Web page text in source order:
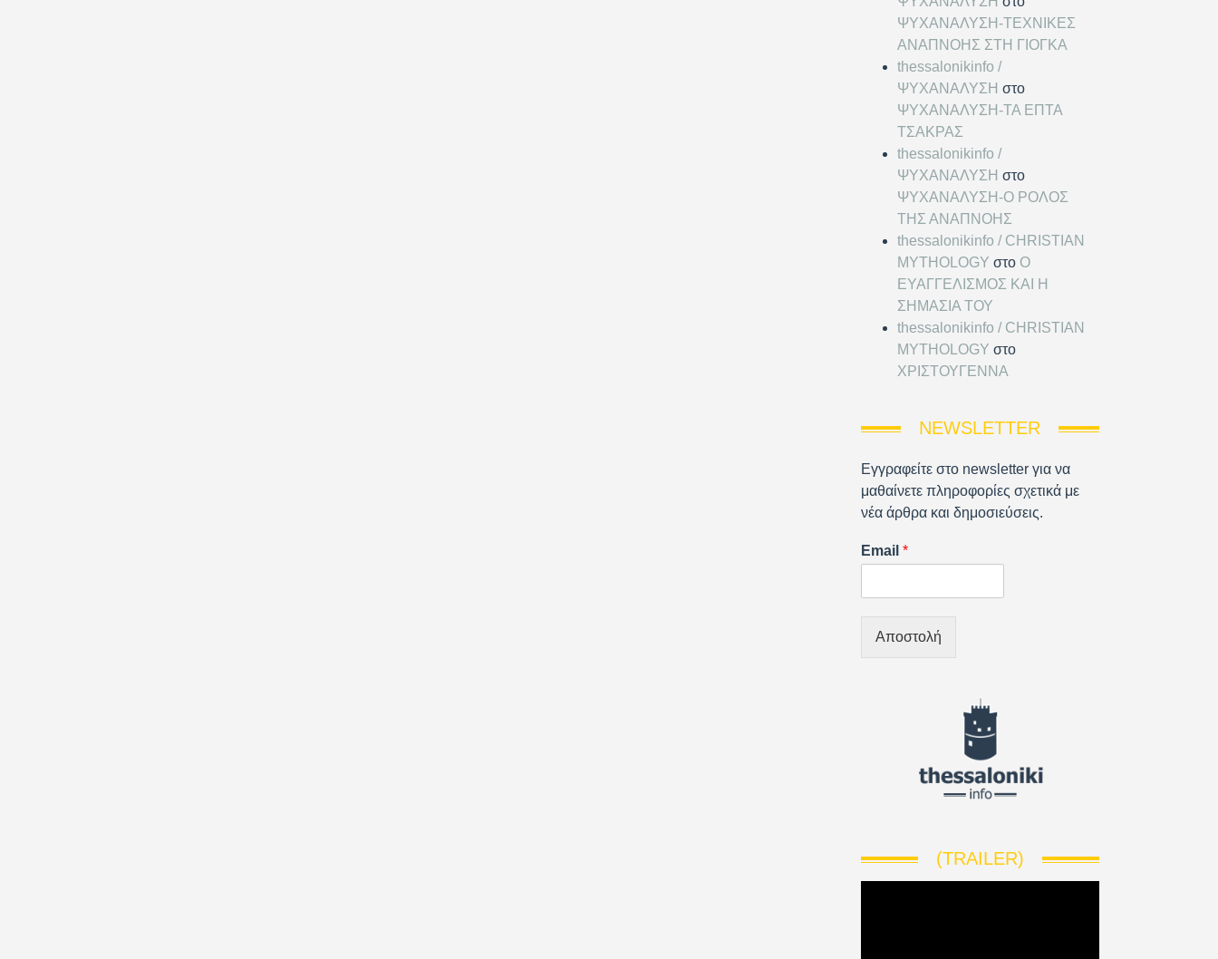
ΨΥΧΑΝΑΛΥΣΗ-ΤΕΧΝΙΚΕΣ
ΑΝΑΠΝΟΗΣ ΣΤΗ ΓΙΟΓΚΑ
thessalonikinfo /
ΨΥΧΑΝΑΛΥΣΗ στο
ΨΥΧΑΝΑΛΥΣΗ-ΤΑ ΕΠΤΑ
ΤΣΑΚΡΑΣ
thessalonikinfo /
ΨΥΧΑΝΑΛΥΣΗ στο
ΨΥΧΑΝΑΛΥΣΗ-Ο ΡΟΛΟΣ
ΤΗΣ ΑΝΑΠΝΟΗΣ
thessalonikinfo / CHRISTIAN
MYTHOLOGY στο Ο
ΕΥΑΓΓΕΛΙΣΜΟΣ ΚΑΙ Η
ΣΗΜΑΣΙΑ ΤΟΥ
thessalonikinfo / CHRISTIAN
MYTHOLOGY στο
ΧΡΙΣΤΟΥΓΕΝΝΑ
NEWSLETTER
Εγγραφείτε στο newsletter για να
μαθαίνετε πληροφορίες σχετικά με
νέα άρθρα και δημοσιεύσεις.
Email*
Αποστολή
(TRAILER)